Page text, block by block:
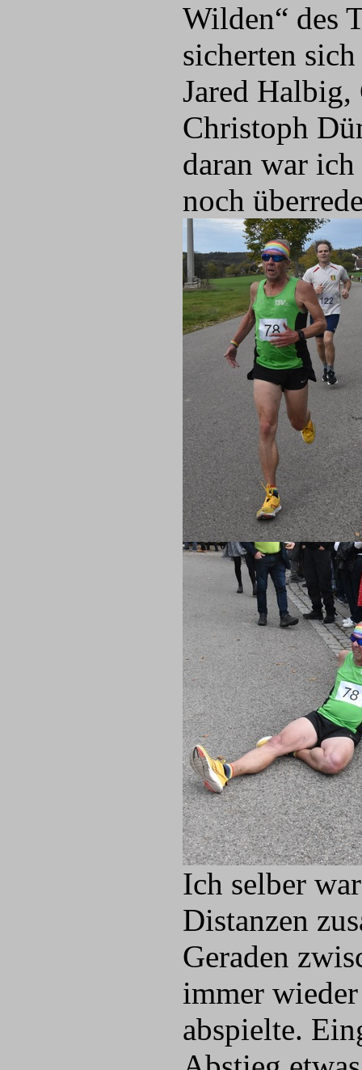
Wilden“ des
sicherten
Jared
Christoph
daran war
noch
Ich selber
Distanzen
Geraden
immer
abspielte.